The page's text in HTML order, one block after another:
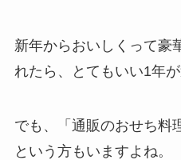
新年からおいしくって豪
れたら、とてもいい1年
でも、「通販のおせち料
という方もいますよね。